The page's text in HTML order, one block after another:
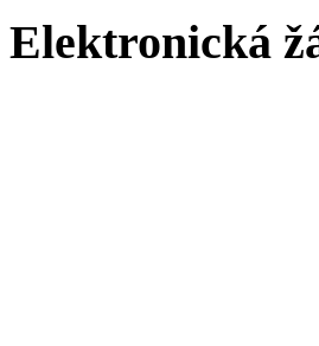
Elektronická